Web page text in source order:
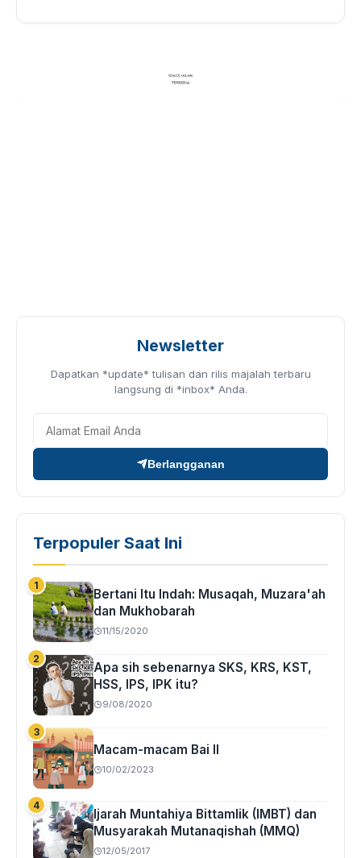
Newsletter
Dapatkan *update* tulisan dan rilis majalah terbaru
langsung di *inbox* Anda.
Berlangganan
Terpopuler Saat Ini
Bertani Itu Indah: Musaqah, Muzara'ah
dan Mukhobarah
11/15/2020
Apa sih sebenarnya SKS, KRS, KST,
HSS, IPS, IPK itu?
9/08/2020
Macam-macam Bai II
10/02/2023
Ijarah Muntahiya Bittamlik (IMBT) dan
Musyarakah Mutanaqishah (MMQ)
12/05/2017